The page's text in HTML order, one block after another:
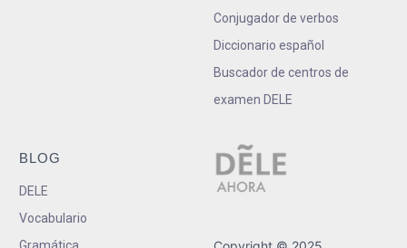
Conjugador de verbos
Diccionario español
Buscador de centros de
examen DELE
BLOG
DELE
Vocabulario